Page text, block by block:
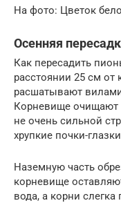
На фото: Цветок
Осенняя
Как пересадить
расстоянии 25 см
расшатывают
Корневище
не очень сильной
хрупкие почки-
Наземную часть
корневище
вода, а корни